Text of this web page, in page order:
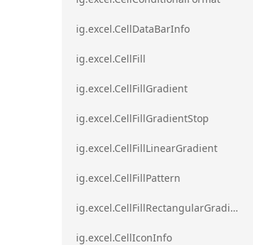
ig.excel.CellDataBarInfo
ig.excel.CellFill
ig.excel.CellFillGradient
ig.excel.CellFillGradientStop
ig.excel.CellFillLinearGradient
ig.excel.CellFillPattern
ig.excel.CellFillRectangularGradient
ig.excel.CellIconInfo